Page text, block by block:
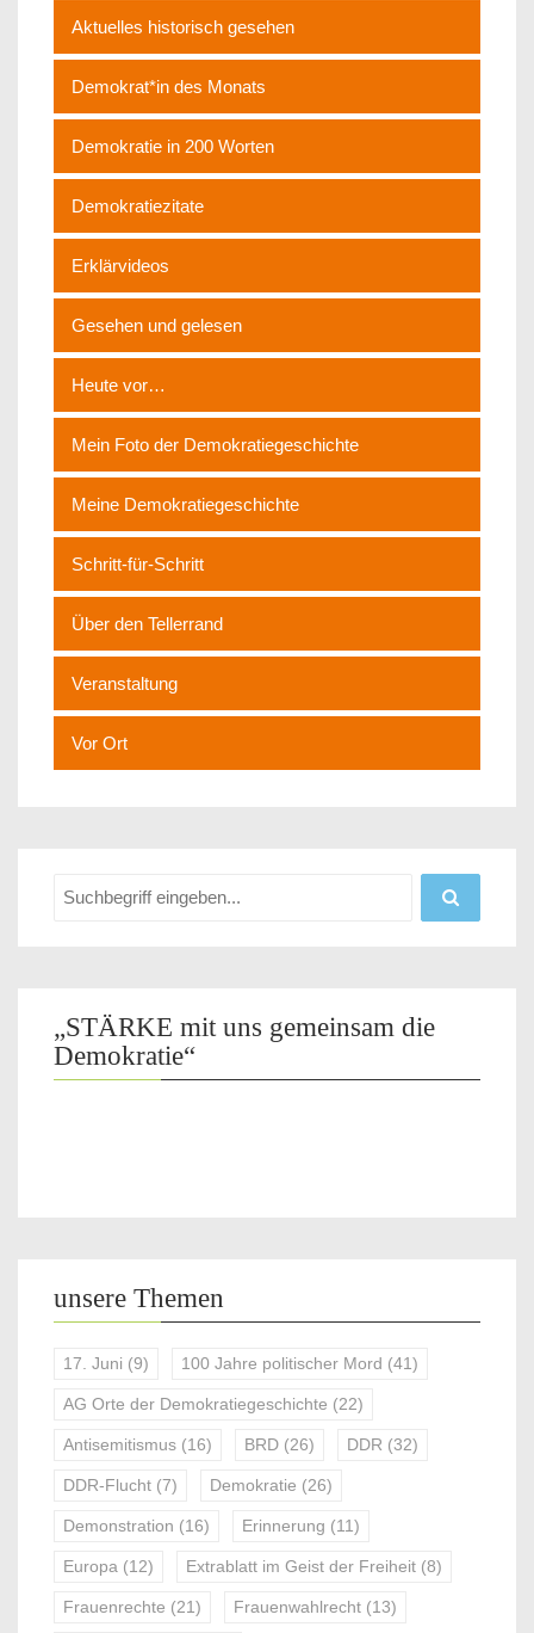
Aktuelles historisch gesehen
Demokrat*in des Monats
Demokratie in 200 Worten
Demokratiezitate
Erklärvideos
Gesehen und gelesen
Heute vor…
Mein Foto der Demokratiegeschichte
Meine Demokratiegeschichte
Schritt-für-Schritt
Über den Tellerrand
Veranstaltung
Vor Ort
„STÄRKE mit uns gemeinsam die
Demokratie“
unsere Themen
17. Juni (9) 100 Jahre politischer Mord (41)
AG Orte der Demokratiegeschichte (22)
Antisemitismus (16) BRD (26) DDR (32)
DDR-Flucht (7) Demokratie (26)
Demonstration (16) Erinnerung (11)
Europa (12) Extrablatt im Geist der Freiheit (8)
Frauenrechte (21) Frauenwahlrecht (13)